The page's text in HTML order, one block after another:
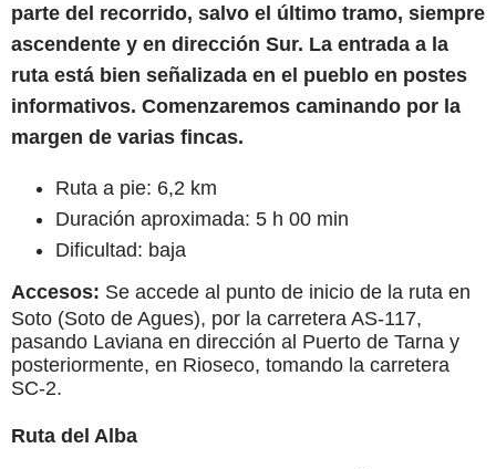
parte del recorrido, salvo el último tramo, siempre
ascendente y en dirección Sur. La entrada a la
ruta está bien señalizada en el pueblo en postes
informativos. Comenzaremos caminando por la
margen de varias fincas.
Ruta a pie: 6,2 km
Duración aproximada: 5 h 00 min
Dificultad: baja
Accesos: Se accede al punto de inicio de la ruta en
Soto (Soto de Agues), por la carretera AS-117,
pasando Laviana en dirección al Puerto de Tarna y
posteriormente, en Rioseco, tomando la carretera
SC-2.
Ruta del Alba